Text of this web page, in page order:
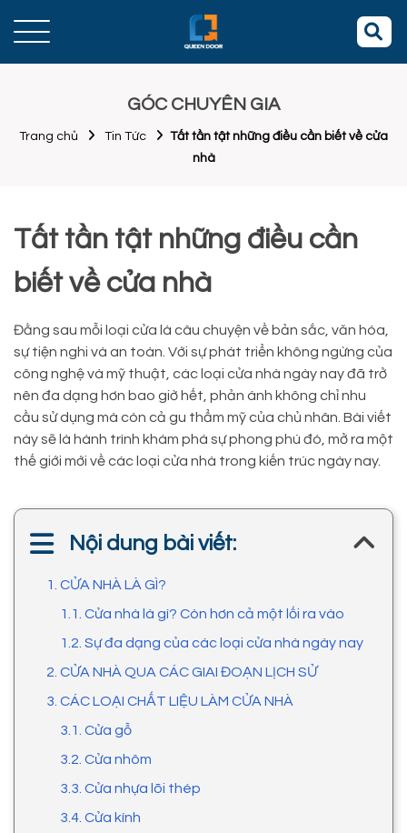
GÓC CHUYÊN GIA
Trang chủ Tin Tức
Tất tần tật những điều cần biết về cửa
nhà
Tất tần tật những điều cần
biết về cửa nhà
Đằng sau mỗi loại cửa là câu chuyện về bản sắc, văn hóa,
sự tiện nghi và an toàn. Với sự phát triển không ngừng của
công nghệ và mỹ thuật, các loại cửa nhà ngày nay đã trở
nên đa dạng hơn bao giờ hết, phản ánh không chỉ nhu
cầu sử dụng mà còn cả gu thẩm mỹ của chủ nhân. Bài viết
này sẽ là hành trình khám phá sự phong phú đó, mở ra một
thế giới mới về các loại cửa nhà trong kiến trúc ngày nay.
Nội dung bài viết:
1. CỬA NHÀ LÀ GÌ?
1.1. Cửa nhà là gì? Còn hơn cả một lối ra vào
1.2. Sự đa dạng của các loại cửa nhà ngày nay
2. CỬA NHÀ QUA CÁC GIAI ĐOẠN LỊCH SỬ
3. CÁC LOẠI CHẤT LIỆU LÀM CỬA NHÀ
3.1. Cửa gỗ
3.2. Cửa nhôm
3.3. Cửa nhựa lõi thép
3.4. Cửa kính